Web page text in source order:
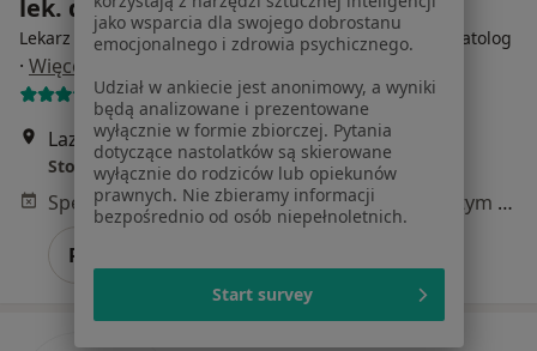
lek. dent. Katarzyna Zych
Lekarz wykonujący zabiegi medycyny estetycznej, Stomatolog
· Więcej
2 opinie
Lazurowa 71A, Warszawa• Mapa
Stomatologia Medicover Warszawa Lazurowa
Specjalista nie oferuje umawiania online pod tym adresem.
Poproś o wizytę
jako wsparcia dla swojego dobrostanu
emocjonalnego i zdrowia psychicznego.
Udział w ankiecie jest anonimowy, a wyniki
będą analizowane i prezentowane
wyłącznie w formie zbiorczej. Pytania
dotyczące nastolatków są skierowane
wyłącznie do rodziców lub opiekunów
prawnych. Nie zbieramy informacji
bezpośrednio od osób niepełnoletnich.
Start survey